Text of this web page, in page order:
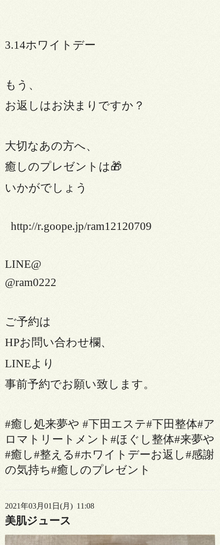
3.14ホワイトデー
もう、
お返しはお決まりですか？
大切なあの方へ、
癒しのプレゼントは🎁
いかがでしょう
http://r.goope.jp/ram12120709
LINE@
@ram0222
ご予約は
HPお問い合わせ欄、
LINEより
事前予約でお願い致します。
#癒し処来夢や #下田エステ#下田整体#ア
ロマトリートメント #ほぐし整体#来夢や
#癒し#整える#ホワイトデーお返し#感謝
の気持ち#癒しのプレゼント
2021年03月01日(月) 11:08
美肌ジュース